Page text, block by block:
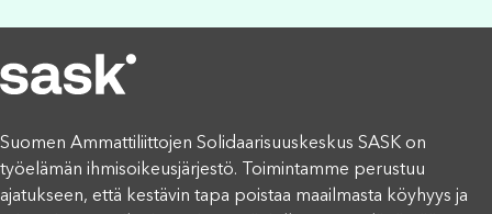
Suomen Ammattiliittojen Solidaarisuuskeskus SASK on
työelämän ihmisoikeusjärjestö. Toimintamme perustuu
ajatukseen, että kestävin tapa poistaa maailmasta köyhyys ja